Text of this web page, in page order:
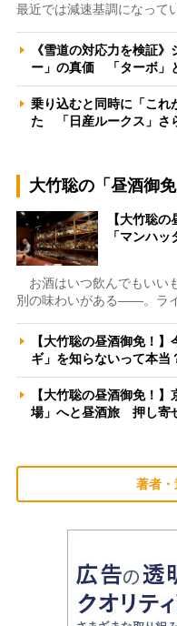
最近では減速基調になって
《雪道の対応力を検証
ー」の真価 「ターボ」
乗り込むと同時に「これ
た 「日産ルークス」さ
大竹聡の「昼酒御免
【大竹聡
「マンハ
お酒はいつ飲んでもいい
別の味わいがある――。ラ
【大竹聡の昼酒御免！
ギ」を知らないって本
【大竹聡の昼酒御免！
場」へと昼酒旅 押し寄
著者・